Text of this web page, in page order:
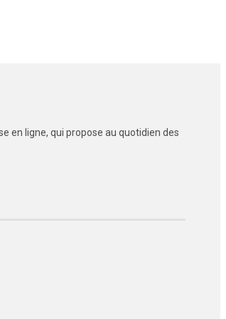
en ligne, qui propose au quotidien des